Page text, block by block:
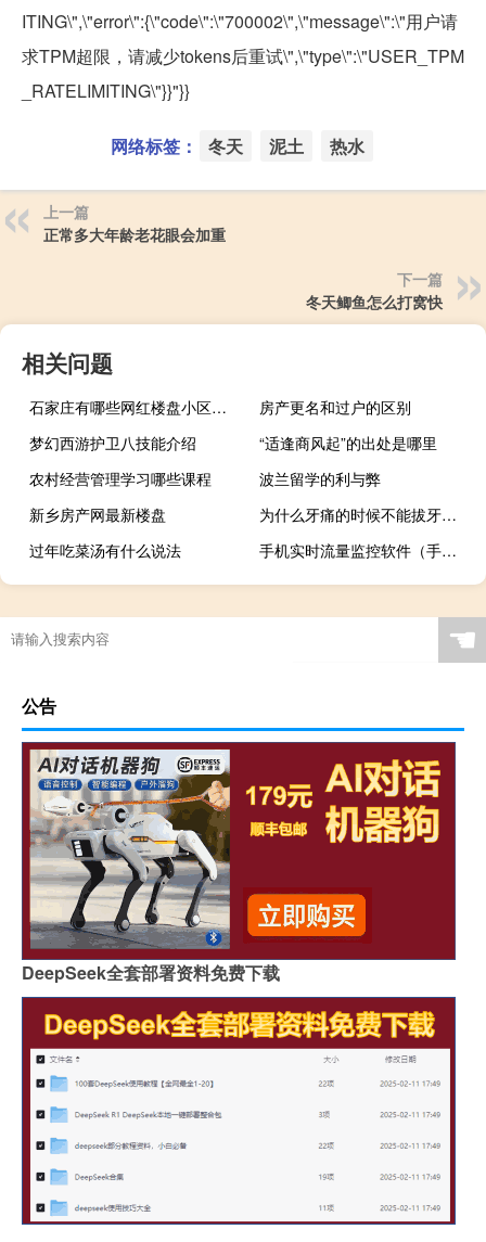
ITING\",\"error\":{\"code\":\"700002\",\"message\":\"用户请
求TPM超限，请减少tokens后重试\",\"type\":\"USER_TPM
_RATELIMITING\"}}"}}
网络标签： 冬天 泥土 热水
上一篇
正常多大年龄老花眼会加重
下一篇
冬天鲫鱼怎么打窝快
相关问题
石家庄有哪些网红楼盘小区？介绍5个最知名地产项目
房产更名和过户的区别
梦幻西游护卫八技能介绍
“适逢商风起”的出处是哪里
农村经营管理学习哪些课程
波兰留学的利与弊
新乡房产网最新楼盘
为什么牙痛的时候不能拔牙（为什么牙痛）
过年吃菜汤有什么说法
手机实时流量监控软件（手机实时流量监控）
Starlink动态房车宽带将更多数字化带入游牧
☚
公告
DeepSeek全套部署资料免费下载